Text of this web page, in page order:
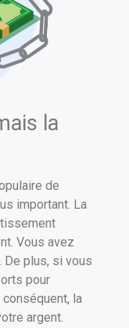
la
de
important. La
Vous avez
De plus, si vous
pour
la
argent.